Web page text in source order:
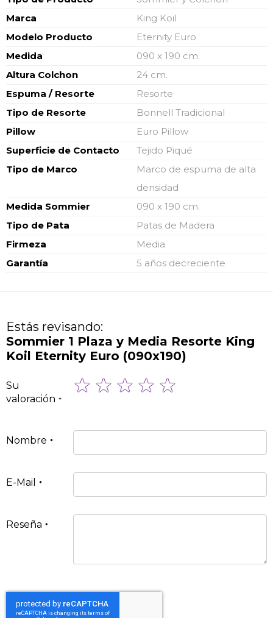
Marca
King Koil
Modelo Producto
Eternity Euro
Medida
090 x 190 cm.
Altura Colchon
24 cm.
Espuma / Resorte
Resorte
Tipo de Resorte
Bonnell Tradicional
Pillow
Euro Pillow
Superficie de Contacto
Tejido Piqué
Tipo de Marco
Marco de espuma de alta
densidad
Medida Sommier
090 x 190 cm.
Tipo de Pata
Patas de Madera
Firmeza
Media
Garantía
5 años decreciente
Estás revisando:
Sommier 1 Plaza y Media Resorte King
Koil Eternity Euro (090x190)
Su
valoración
1
star
2
stars
3
stars
4
stars
5
stars
Nombre
E-Mail
Reseña